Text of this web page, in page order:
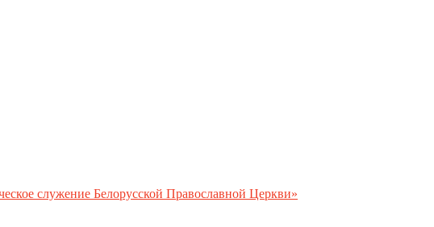
служение Белорусской Православной Церкви»